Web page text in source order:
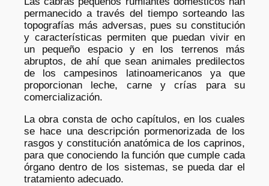
permanecido a través del tiempo sorteando las
topografías más adversas, pues su constitución
y características permiten que puedan vivir en
un pequeño espacio y en los terrenos más
abruptos, de ahí que sean animales predilectos
de los campesinos latinoamericanos ya que
proporcionan leche, carne y crías para su
comercialización.
La obra consta de ocho capítulos, en los cuales
se hace una descripción pormenorizada de los
rasgos y constitución anatómica de los caprinos,
para que conociendo la función que cumple cada
órgano dentro de los sistemas, se pueda dar el
tratamiento adecuado.